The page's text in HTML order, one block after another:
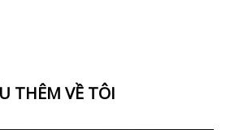
THÊM VỀ TÔI